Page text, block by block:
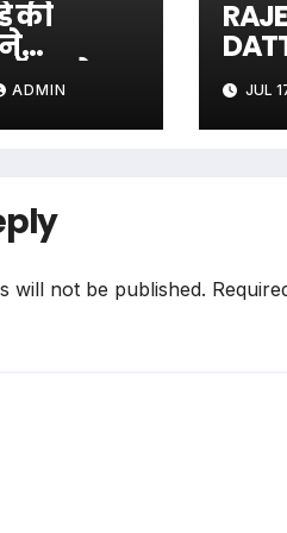
की
को
ADMIN The
JUL
will not be published.